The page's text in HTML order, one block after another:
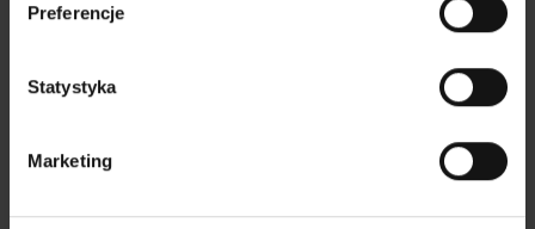
Preferencje
Statystyka
Marketing
449,00 zł
Nowy